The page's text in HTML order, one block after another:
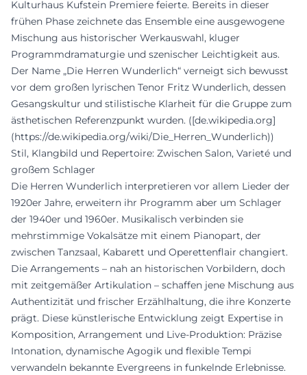
Kulturhaus Kufstein Premiere feierte. Bereits in dieser
frühen Phase zeichnete das Ensemble eine ausgewogene
Mischung aus historischer Werkauswahl, kluger
Programmdramaturgie und szenischer Leichtigkeit aus.
Der Name „Die Herren Wunderlich“ verneigt sich bewusst
vor dem großen lyrischen Tenor Fritz Wunderlich, dessen
Gesangskultur und stilistische Klarheit für die Gruppe zum
ästhetischen Referenzpunkt wurden. ([de.wikipedia.org]
(https://de.wikipedia.org/wiki/Die_Herren_Wunderlich))
Stil, Klangbild und Repertoire: Zwischen Salon, Varieté und
großem Schlager
Die Herren Wunderlich interpretieren vor allem Lieder der
1920er Jahre, erweitern ihr Programm aber um Schlager
der 1940er und 1960er. Musikalisch verbinden sie
mehrstimmige Vokalsätze mit einem Pianopart, der
zwischen Tanzsaal, Kabarett und Operettenflair changiert.
Die Arrangements – nah an historischen Vorbildern, doch
mit zeitgemäßer Artikulation – schaffen jene Mischung aus
Authentizität und frischer Erzählhaltung, die ihre Konzerte
prägt. Diese künstlerische Entwicklung zeigt Expertise in
Komposition, Arrangement und Live-Produktion: Präzise
Intonation, dynamische Agogik und flexible Tempi
verwandeln bekannte Evergreens in funkelnde Erlebnisse.